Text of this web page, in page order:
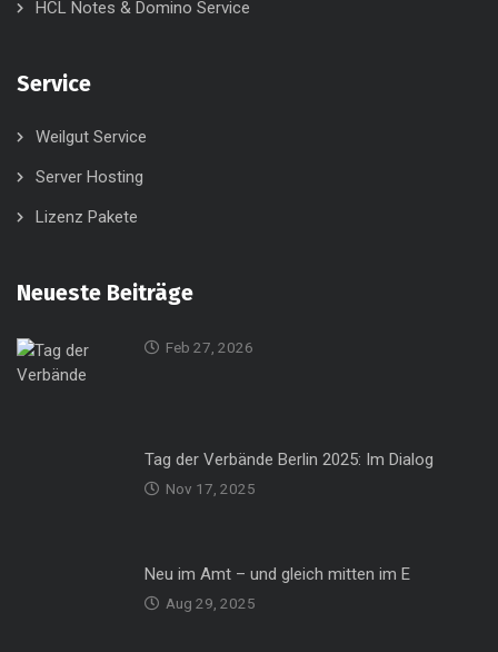
HCL Notes & Domino Service
Service
Weilgut Service
Server Hosting
Lizenz Pakete
Neueste Beiträge
Feb 27, 2026
Tag der Verbände Berlin 2025: Im Dialog
Nov 17, 2025
Neu im Amt – und gleich mitten im E
Aug 29, 2025